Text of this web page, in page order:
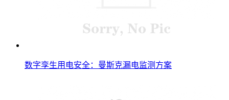
数字孪生用电安全：曼斯克漏电监测方案